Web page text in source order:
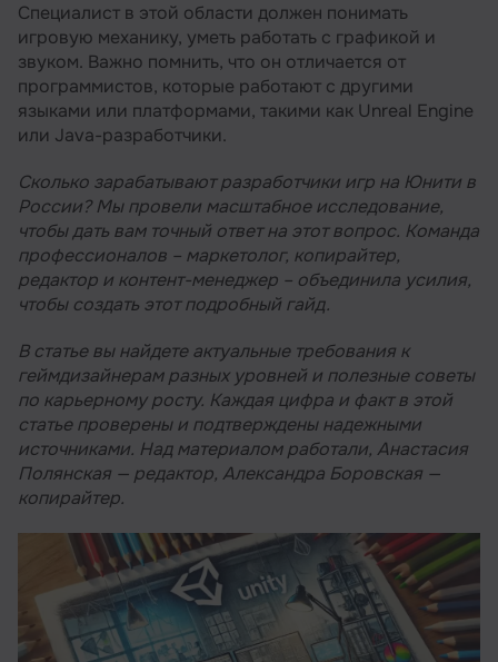
Специалист в этой области должен понимать
игровую механику, уметь работать с графикой и
звуком. Важно помнить, что он отличается от
программистов, которые работают с другими
языками или платформами, такими как Unreal Engine
или Java-разработчики.
Сколько зарабатывают разработчики игр на Юнити в
России? Мы провели масштабное исследование,
чтобы дать вам точный ответ на этот вопрос. Команда
профессионалов – маркетолог, копирайтер,
редактор и контент-менеджер – объединила усилия,
чтобы создать этот подробный гайд.
В статье вы найдете актуальные требования к
геймдизайнерам разных уровней и полезные советы
по карьерному росту. Каждая цифра и факт в этой
статье проверены и подтверждены надежными
источниками. Над материалом работали, Анастасия
Полянская — редактор, Александра Боровская —
копирайтер.